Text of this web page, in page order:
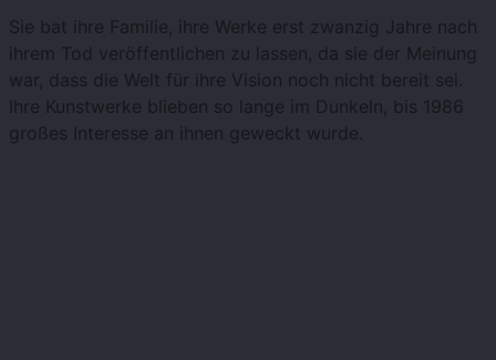
Sie bat ihre Familie, ihre Werke erst zwanzig Jahre nach
ihrem Tod veröffentlichen zu lassen, da sie der Meinung
war, dass die Welt für ihre Vision noch nicht bereit sei.
Ihre Kunstwerke blieben so lange im Dunkeln, bis 1986
großes Interesse an ihnen geweckt wurde.